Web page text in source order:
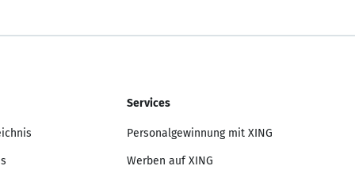
Services
Personalgewinnung mit XING
Werben auf XING